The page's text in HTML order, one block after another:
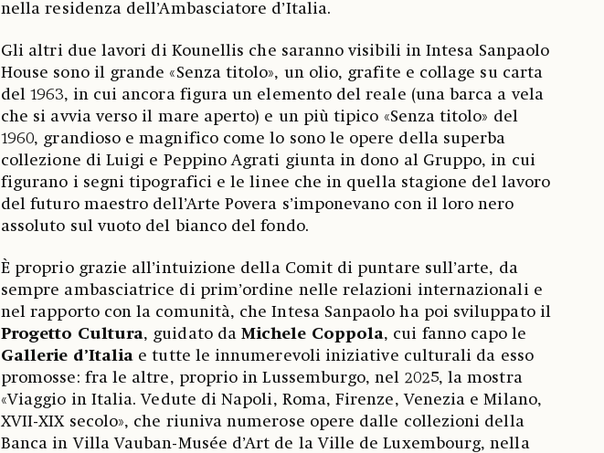
nella residenza dell’Ambasciatore d’Italia.
Gli altri due lavori di Kounellis che saranno visibili in Intesa Sanpaolo
House sono il grande «Senza titolo», un olio, grafite e collage su carta
del 1963, in cui ancora figura un elemento del reale (una barca a vela
che si avvia verso il mare aperto) e un più tipico «Senza titolo» del
1960, grandioso e magnifico come lo sono le opere della superba
collezione di Luigi e Peppino Agrati giunta in dono al Gruppo, in cui
figurano i segni tipografici e le linee che in quella stagione del lavoro
del futuro maestro dell’Arte Povera s’imponevano con il loro nero
assoluto sul vuoto del bianco del fondo.
È proprio grazie all’intuizione della Comit di puntare sull’arte, da
sempre ambasciatrice di prim’ordine nelle relazioni internazionali e
nel rapporto con la comunità, che Intesa Sanpaolo ha poi sviluppato il
Progetto Cultura, guidato daMichele Coppola, cui fanno capo le
Gallerie d’Italia e tutte le innumerevoli iniziative culturali da esso
promosse: fra le altre, proprio in Lussemburgo, nel 2025, la mostra
«Viaggio in Italia. Vedute di Napoli, Roma, Firenze, Venezia e Milano,
XVII-XIX secolo», che riuniva numerose opere dalle collezioni della
Banca in Villa Vauban-Musée d’Art de la Ville de Luxembourg, nella